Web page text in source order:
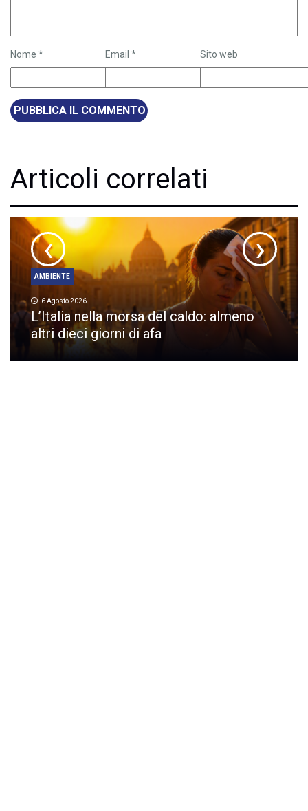
Nome * Email * Sito web
Articoli correlati
AMBIENTE
6 Agosto 2026
L’Italia nella morsa del caldo: almeno
altri dieci giorni di afa
‹ ›